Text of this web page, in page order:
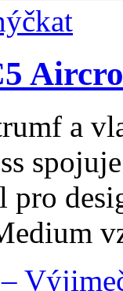
a
pro